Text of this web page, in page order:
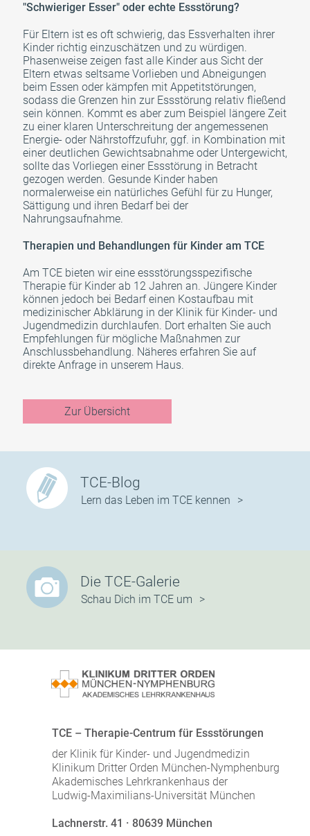
"Schwieriger Esser" oder echte Essstörung?
Für Eltern ist es oft schwierig, das Essverhalten ihrer
Kinder richtig einzuschätzen und zu würdigen.
Phasenweise zeigen fast alle Kinder aus Sicht der
Eltern etwas seltsame Vorlieben und Abneigungen
beim Essen oder kämpfen mit Appetitstörungen,
sodass die Grenzen hin zur Essstörung relativ fließend
sein können. Kommt es aber zum Beispiel längere Zeit
zu einer klaren Unterschreitung der angemessenen
Energie- oder Nährstoffzufuhr, ggf. in Kombination mit
einer deutlichen Gewichtsabnahme oder Untergewicht,
sollte das Vorliegen einer Essstörung in Betracht
gezogen werden. Gesunde Kinder haben
normalerweise ein natürliches Gefühl für zu Hunger,
Sättigung und ihren Bedarf bei der
Nahrungsaufnahme.
Therapien und Behandlungen für Kinder am TCE
Am TCE bieten wir eine essstörungsspezifische
Therapie für Kinder ab 12 Jahren an. Jüngere Kinder
können jedoch bei Bedarf einen Kostaufbau mit
medizinischer Abklärung in der Klinik für Kinder- und
Jugendmedizin durchlaufen. Dort erhalten Sie auch
Empfehlungen für mögliche Maßnahmen zur
Anschlussbehandlung. Näheres erfahren Sie auf
direkte Anfrage in unserem Haus.
Zur Übersicht
TCE-Blog
Lern das Leben im TCE kennen
Die TCE-Galerie
Schau Dich im TCE um
TCE – Therapie-Centrum für Essstörungen
der Klinik für Kinder- und Jugendmedizin
Klinikum Dritter Orden München-Nymphenburg
Akademisches Lehrkrankenhaus der
Ludwig-Maximilians-Universität München
Lachnerstr. 41 · 80639 München